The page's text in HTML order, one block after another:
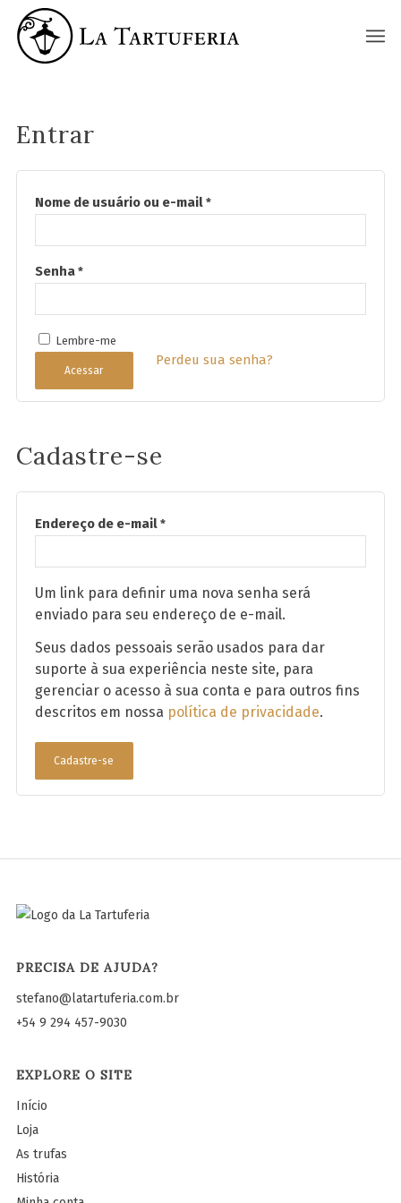
Entrar
Nome de usuário ou e-mail *
Senha *
Lembre-me
Acessar
Perdeu sua senha?
Cadastre-se
Endereço de e-mail *
Um link para definir uma nova senha será
enviado para seu endereço de e-mail.
Seus dados pessoais serão usados para dar
suporte à sua experiência neste site, para
gerenciar o acesso à sua conta e para outros fins
descritos em nossa política de privacidade.
Cadastre-se
PRECISA DE AJUDA?
stefano@latartuferia.com.br
+54 9 294 457-9030
EXPLORE O SITE
Início
Loja
As trufas
História